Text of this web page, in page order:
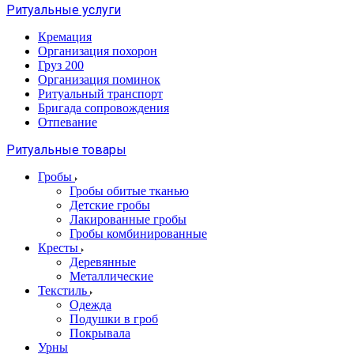
Ритуальные услуги
Кремация
Организация похорон
Груз 200
Организация поминок
Ритуальный транспорт
Бригада сопровождения
Отпевание
Ритуальные товары
Гробы
Гробы обитые тканью
Детские гробы
Лакированные гробы
Гробы комбинированные
Кресты
Деревянные
Металлические
Текстиль
Одежда
Подушки в гроб
Покрывала
Урны